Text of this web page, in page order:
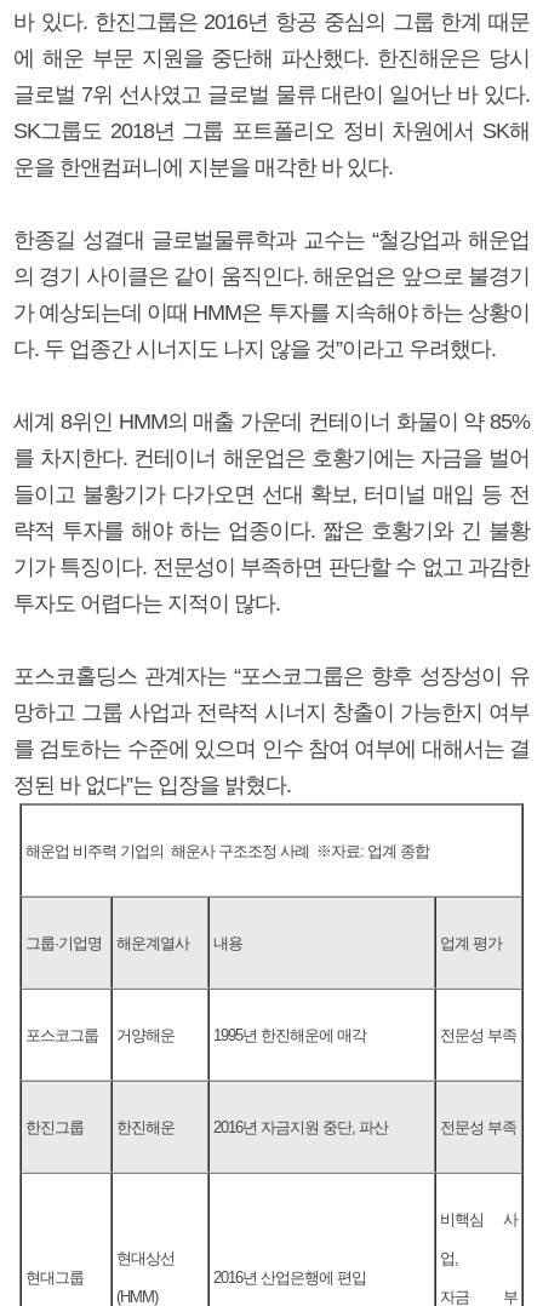
바 있다. 한진그룹은 2016년 항공 중심의 그룹 한계 때문
에 해운 부문 지원을 중단해 파산했다. 한진해운은 당시
글로벌 7위 선사였고 글로벌 물류 대란이 일어난 바 있다.
SK그룹도 2018년 그룹 포트폴리오 정비 차원에서 SK해
운을 한앤컴퍼니에 지분을 매각한 바 있다.
한종길 성결대 글로벌물류학과 교수는 “철강업과 해운업
의 경기 사이클은 같이 움직인다. 해운업은 앞으로 불경기
가 예상되는데 이때 HMM은 투자를 지속해야 하는 상황이
다. 두 업종간 시너지도 나지 않을 것”이라고 우려했다.
세계 8위인 HMM의 매출 가운데 컨테이너 화물이 약 85%
를 차지한다. 컨테이너 해운업은 호황기에는 자금을 벌어
들이고 불황기가 다가오면 선대 확보, 터미널 매입 등 전
략적 투자를 해야 하는 업종이다. 짧은 호황기와 긴 불황
기가 특징이다. 전문성이 부족하면 판단할 수 없고 과감한
투자도 어렵다는 지적이 많다.
포스코홀딩스 관계자는 “포스코그룹은 향후 성장성이 유
망하고 그룹 사업과 전략적 시너지 창출이 가능한지 여부
를 검토하는 수준에 있으며 인수 참여 여부에 대해서는 결
정된 바 없다”는 입장을 밝혔다.
해운업 비주력 기업의 해운사 구조조정 사례 ※자료: 업계 종합
그룹·기업명 해운계열사 내용 업계 평가
포스코그룹 거양해운 1995년 한진해운에 매각 전문성 부족
한진그룹 한진해운 2016년 자금지원 중단, 파산 전문성 부족
현대그룹
현대상선
(HMM)
2016년 산업은행에 편입
비핵심 사
업,
자금 부